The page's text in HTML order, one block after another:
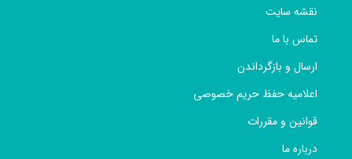
نقشه سایت
تماس با ما
ارسال و بازگرداندن
اعلامیه حفظ حریم خصوصی
قوانین و مقررات
درباره ما